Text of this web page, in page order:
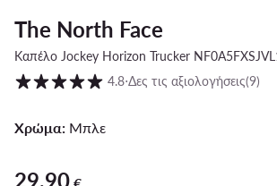
The North Face
Καπέλο Jockey Horizon Trucker
Βαθμολογία πελατών σε κλίμακα 1 έως 5
4.8⋅Δες τις αξιολογήσεις(9)
Χρώμα: Μπλε
29,90 €
29,90